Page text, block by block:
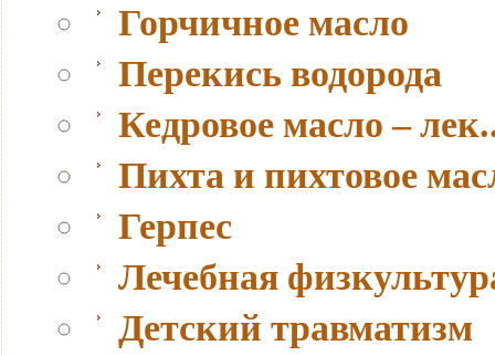
Горчичное масло
Перекись водорода
Кедровое масло –
Пихта и пихтовое
Герпес
Лечебная
Детский травматизм